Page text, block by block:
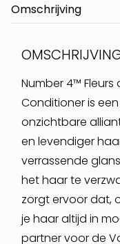
Omschrijving
Number 4™
Conditioner is
onzichtbare
en levendiger
verrassende
het haar te
zorgt ervoor dat,
je haar altijd in
partner voor de